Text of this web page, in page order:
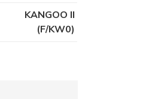
KANGOO II
(F/KW0)